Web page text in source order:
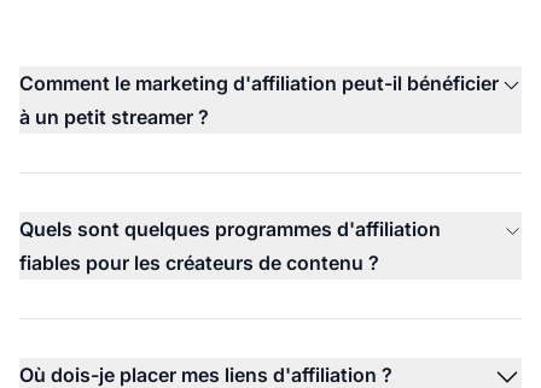
Comment le marketing d'affiliation peut-il bénéficier
à un petit streamer ?
Quels sont quelques programmes d'affiliation
fiables pour les créateurs de contenu ?
Où dois-je placer mes liens d'affiliation ?